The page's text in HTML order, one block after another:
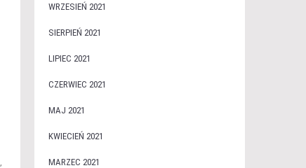
WRZESIEŃ 2021
SIERPIEŃ 2021
LIPIEC 2021
CZERWIEC 2021
MAJ 2021
KWIECIEŃ 2021
MARZEC 2021